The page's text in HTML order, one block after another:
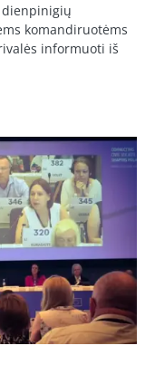
komandiruotėms
informuoti iš